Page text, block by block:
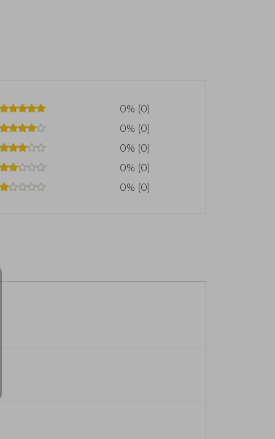
0% (0)
0% (0)
0% (0)
0% (0)
0% (0)